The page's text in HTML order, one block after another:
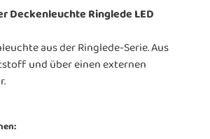
Deckenleuchte Ringlede LED
aus der Ringlede-Serie. Aus
und über einen externen